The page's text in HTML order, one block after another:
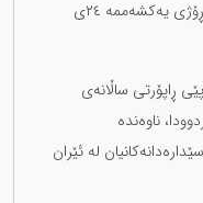
زیندانی لە بەندیخانەی ناوەندیی کەرەج لە ڕۆژی یەکشەممە ٢٤ی
ڕاپۆرتی ساڵانەی
ناوەندە
تەنیا ٣٤ لەسەدی لەسێدارەدانەکانیان لە ئێران